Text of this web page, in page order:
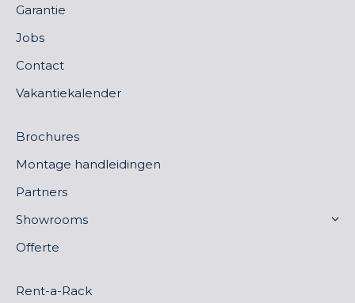
Garantie
Jobs
Contact
Vakantiekalender
Brochures
Montage handleidingen
Partners
Showrooms
Offerte
Rent-a-Rack